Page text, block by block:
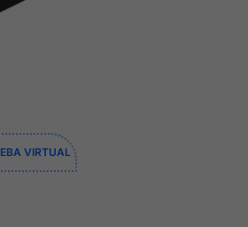
VIRTUAL